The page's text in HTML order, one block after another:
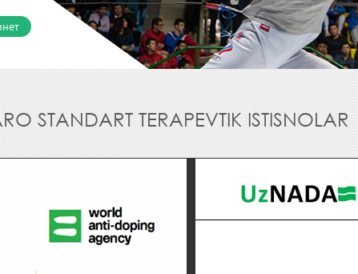
STANDART TERAPEVTIK ISTISNOLAR